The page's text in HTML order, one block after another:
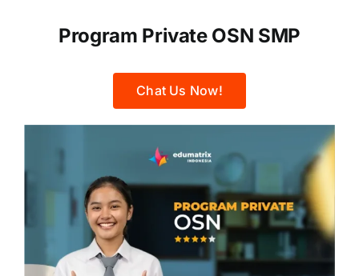
Program Private OSN SMP
Chat Us Now!